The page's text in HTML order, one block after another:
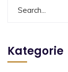
Kategorie